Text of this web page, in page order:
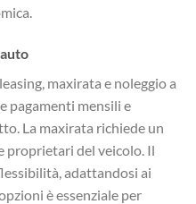
maxirata e noleggio a
pagamenti mensili e
La maxirata richiede un
proprietari del veicolo. Il
adattandosi ai
è essenziale per